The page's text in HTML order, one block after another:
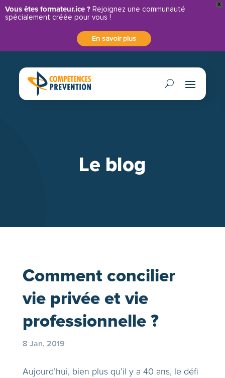
X
Vous êtes formateur.ice ? Rejoignez une communauté
spécialement créée pour vous !
En savoir plus
Le blog
Comment concilier
vie privée et vie
professionnelle ?
8 Jan, 2019
Aujourd’hui, bien plus qu’il y a 40 ans, le défi
Panneau de gestion des cookies